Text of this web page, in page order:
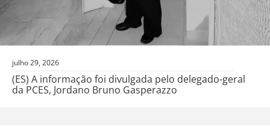
julho 29, 2026
(ES) A informação foi divulgada pelo delegado-geral
da PCES, Jordano Bruno Gasperazzo